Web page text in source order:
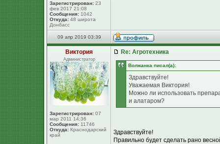
Зарегистрирован: 23
фев 2017 21:08
Сообщения: 1042
Откуда: 48 широта
Донбасс
09 апр 2019 03:39
Виктория
Администратор
Зарегистрирован: 07
мар 2011 14:36
Сообщения: 11746
Откуда: Краснодарский
край
Re: Агротехника
Волжанка писал(а):
Здравствуйте!
Уважаемая Виктория!
Можно ли использовать
и алатаром?
Здравствуйте!
Правильно будет сделать рано